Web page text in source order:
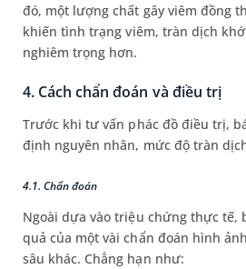
đó, một lượng chất gây viêm đồng
khiến tình trạng viêm, tràn dịch
nghiêm trọng hơn.
4. Cách chẩn đoán và điều trị
Trước khi tư vấn phác đồ điều trị,
định nguyên nhân, mức độ tràn
4.1. Chẩn đoán
Ngoài dựa vào triệu chứng thực tế,
quả của một vài chẩn đoán hình
sâu khác. Chẳng hạn như: